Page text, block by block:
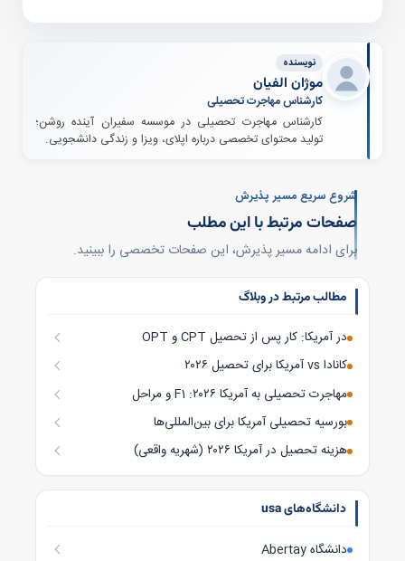
نویسنده
موژان الفیان
کارشناس مهاجرت تحصیلی
کارشناس مهاجرت تحصیلی در موسسه سفیران آینده روشن؛
تولید محتوای تخصصی درباره اپلای، ویزا و زندگی دانشجویی.
شروع سریع مسیر پذیرش
صفحات مرتبط با این مطلب
برای ادامه مسیر پذیرش، این صفحات تخصصی را ببینید.
مطالب مرتبط در وبلاگ
OPT و CPT در آمریکا: کار پس از تحصیل
کانادا vs آمریکا برای تحصیل ۲۰۲۶
مهاجرت تحصیلی به آمریکا ۲۰۲۶: F1 و مراحل
بورسیه تحصیلی آمریکا برای بین‌المللی‌ها
هزینه تحصیل در آمریکا ۲۰۲۶ (شهریه واقعی)
دانشگاه‌های usa
دانشگاه Abertay